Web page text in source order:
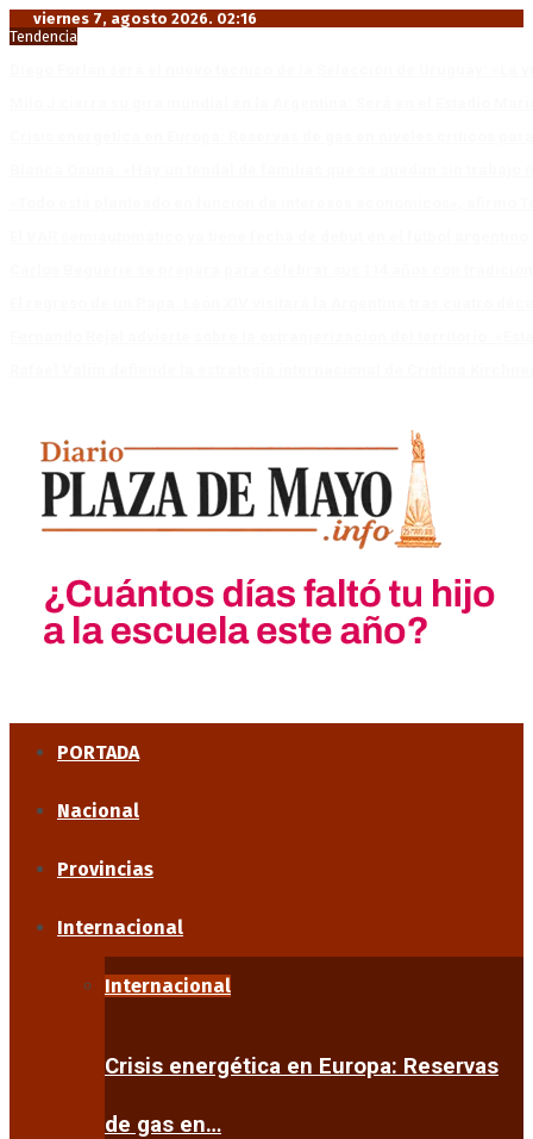
viernes 7, agosto 2026. 02:16
Tendencia
PORTADA
Nacional
Provincias
Internacional
Internacional
Crisis energética en Europa: Reservas
de gas en…